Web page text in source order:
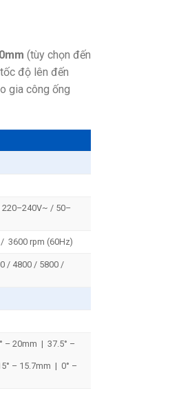
(tùy chọn đến
độ lên đến
gia công ống
/ 50–
3600 rpm (60Hz)
/ 4800 / 5800 /
– 20mm | 37.5° –
– 15.7mm | 0° –